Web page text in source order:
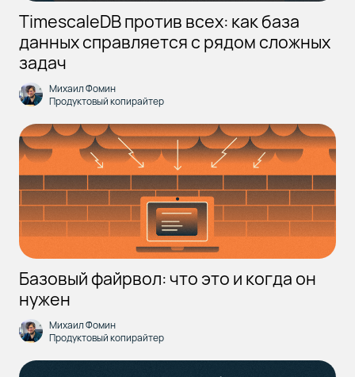
TimescaleDB против всех: как база
данных справляется с рядом сложных
задач
Михаил Фомин
Продуктовый копирайтер
Базовый файрвол: что это и когда он
нужен
Михаил Фомин
Продуктовый копирайтер